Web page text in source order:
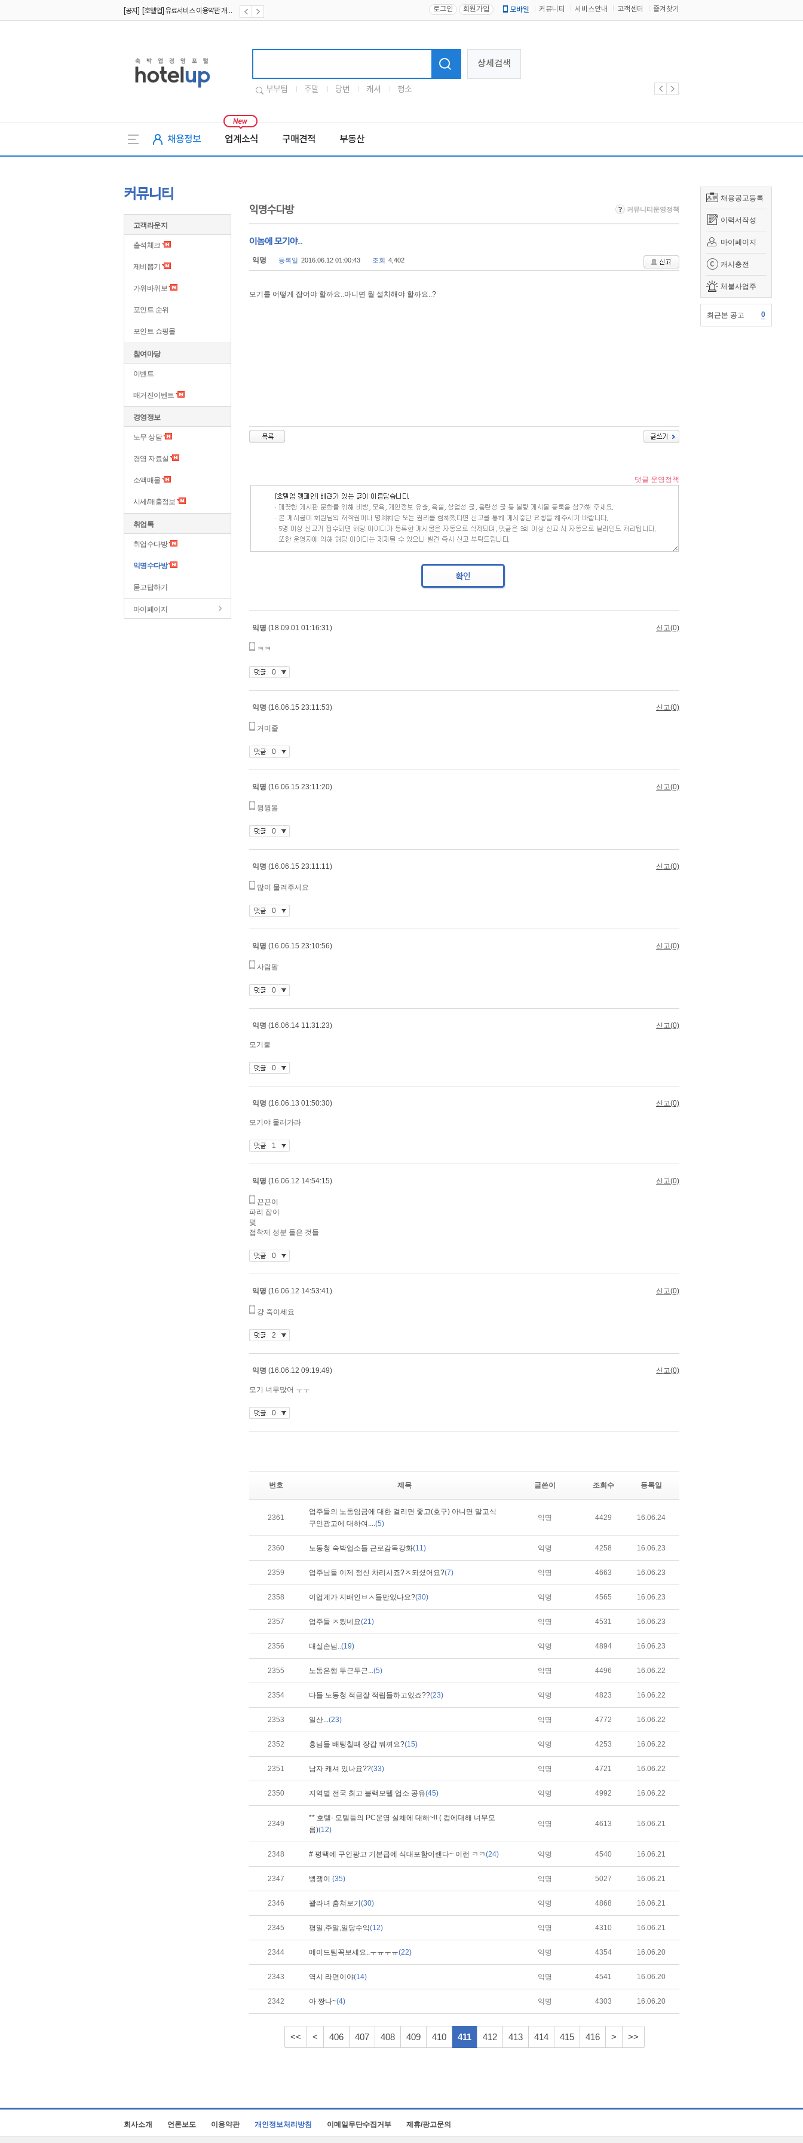
[공지] [호텔업] 유료서비스 이용약관 개정본2 (19.09.02) 로그인 회원가입 모바일 커뮤니티 서비스안내 고객센터 즐겨찾기
상세검색
부부팀 주말 당번 캐셔 청소
채용정보 업계소식 구매견적 부동산
채용공고등록
이력서작성
마이페이지
캐시충전
체불사업주
최근본 공고 0
커뮤니티
고객라운지
출석체크
제비뽑기
가위바위보
포인트 순위
포인트 쇼핑몰
참여마당
이벤트
매거진이벤트
경영정보
노무 상담
경영 자료실
소액매물
시세/매출정보
취업톡
취업수다방
익명수다방
묻고답하기
마이페이지
익명수다방 커뮤니티운영정책
이놈에 모기야..
익명 등록일 2016.06.12 01:00:43 조회 4,402
모기를 어떻게 잡어야 할까요..아니면 뭘 설치해야 할까요..?
번호 제목 글쓴이 조회수 등록일
2361
업주들의 노동임금에 대한 걸리면 좋고(호구) 아니면 말고식
구인광고에 대하여....(5)
익명 4429 16.06.24
2360 노동청 숙박업소들 근로감독강화(11) 익명 4258 16.06.23
2359 업주님들 이제 정신 차리시죠?ㅈ되셨어요?(7) 익명 4663 16.06.23
2358 이업계가 지배인ㅂㅅ들만있나요?(30) 익명 4565 16.06.23
2357 업주들 ㅈ됬네요(21) 익명 4531 16.06.23
2356 대실손님..(19) 익명 4894 16.06.23
2355 노동은행 두근두근...(5) 익명 4496 16.06.22
2354 다들 노동청 적금잘 적립들하고있죠??(23) 익명 4823 16.06.22
2353 일산...(23) 익명 4772 16.06.22
2352 횽님들 배팅칠때 장갑 뭐껴요?(15) 익명 4253 16.06.22
2351 남자 캐셔 있나요??(33) 익명 4721 16.06.22
2350 지역별 전국 최고 블랙모텔 업소 공유(45) 익명 4992 16.06.22
2349
** 호텔- 모텔들의 PC운영 실체에 대해~!! ( 컴에대해 너무모
름)(12)
익명 4613 16.06.21
2348 # 평택에 구인광고 기본급에 식대포함이랜다~ 이런 ㅋㅋ(24) 익명 4540 16.06.21
2347 뻥쟁이 (35) 익명 5027 16.06.21
2346 꽐라녀 훔쳐보기 (30) 익명 4868 16.06.21
2345 평일,주말,일당수익(12) 익명 4310 16.06.21
2344 메이드팀꼭보세요..ㅜㅠㅜㅠ(22) 익명 4354 16.06.20
2343 역시 라면이야(14) 익명 4541 16.06.20
2342 아 짱나~(4) 익명 4303 16.06.20
<< < 406 407 408 409 410 411 412 413 414 415 416 > >>
회사소개 언론보도 이용약관 개인정보처리방침 이메일무단수집거부 제휴/광고문의